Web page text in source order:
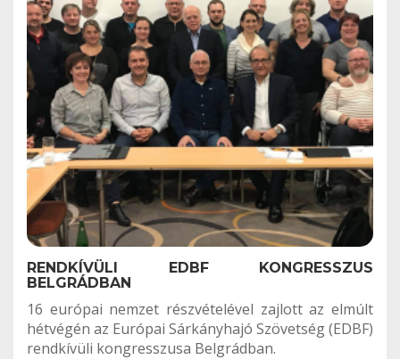
RENDKÍVÜLI EDBF KONGRESSZUS
BELGRÁDBAN
16 európai nemzet részvételével zajlott az elmúlt
hétvégén az Európai Sárkányhajó Szövetség (EDBF)
rendkívüli kongresszusa Belgrádban.